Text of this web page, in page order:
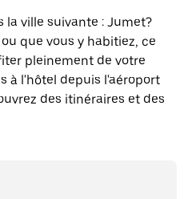
la ville suivante : Jumet?
que vous y habitiez, ce
pleinement de votre
à l'hôtel depuis l'aéroport
des itinéraires et des